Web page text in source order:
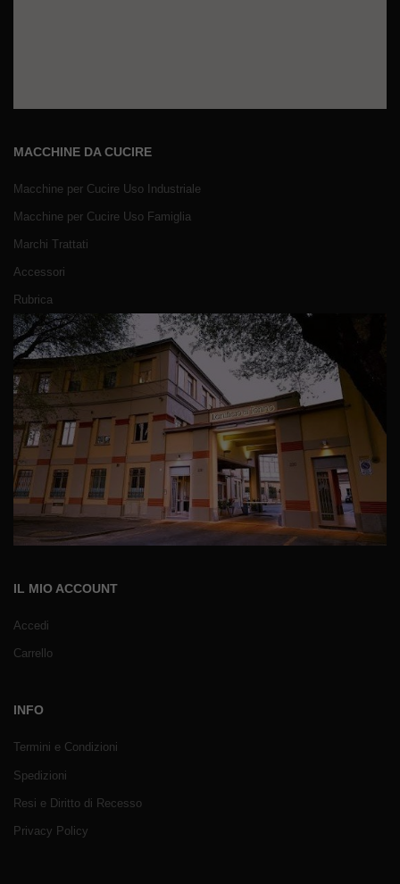
MACCHINE DA CUCIRE
Macchine per Cucire Uso Industriale
Macchine per Cucire Uso Famiglia
Marchi Trattati
Accessori
Rubrica
IL MIO ACCOUNT
Accedi
Carrello
INFO
Termini e Condizioni
Spedizioni
Resi e Diritto di Recesso
Privacy Policy